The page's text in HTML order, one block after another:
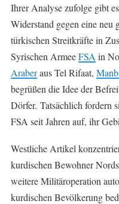
Ihrer Analyse zufolge gibt
Widerstand gegen eine neu
türkischen Streitkräfte in
Syrischen ArmeeFSA in
Araberaus Tel Rifaat,
begrüßen die Idee der
Dörfer. Tatsächlich fordern
FSA seit Jahren auf, ihr
Westliche Artikel
kurdischen Bewohner
weitere Militäroperation
kurdischen Bevölkerung